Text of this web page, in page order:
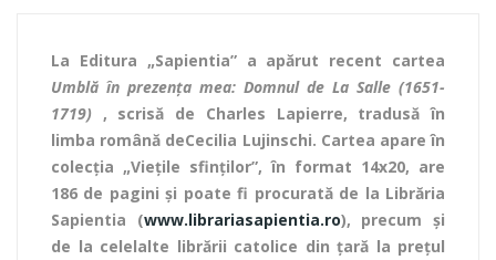
La Editura „Sapientia” a apărut recent cartea
Umblă în prezența mea: Domnul de La Salle (1651-
1719) , scrisă de Charles Lapierre, tradusă în
limba română deCecilia Lujinschi. Cartea apare în
colecţia „Viețile sfinților”, în format 14x20, are
186 de pagini şi poate fi procurată de la Librăria
Sapientia (www.librariasapientia.ro), precum şi
de la celelalte librării catolice din ţară la prețul